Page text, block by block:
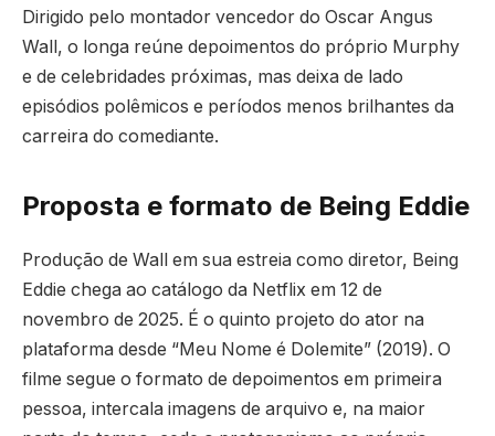
Dirigido pelo montador vencedor do Oscar Angus
Wall, o longa reúne depoimentos do próprio Murphy
e de celebridades próximas, mas deixa de lado
episódios polêmicos e períodos menos brilhantes da
carreira do comediante.
Proposta e formato de Being Eddie
Produção de Wall em sua estreia como diretor, Being
Eddie chega ao catálogo da Netflix em 12 de
novembro de 2025. É o quinto projeto do ator na
plataforma desde “Meu Nome é Dolemite” (2019). O
filme segue o formato de depoimentos em primeira
pessoa, intercala imagens de arquivo e, na maior